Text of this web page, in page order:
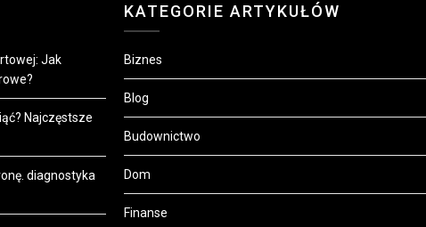
Jak
Najczęstsze
diagnostyka
KATEGORIE ARTYKUŁÓW
Biznes
Blog
Budownictwo
Dom
Finanse